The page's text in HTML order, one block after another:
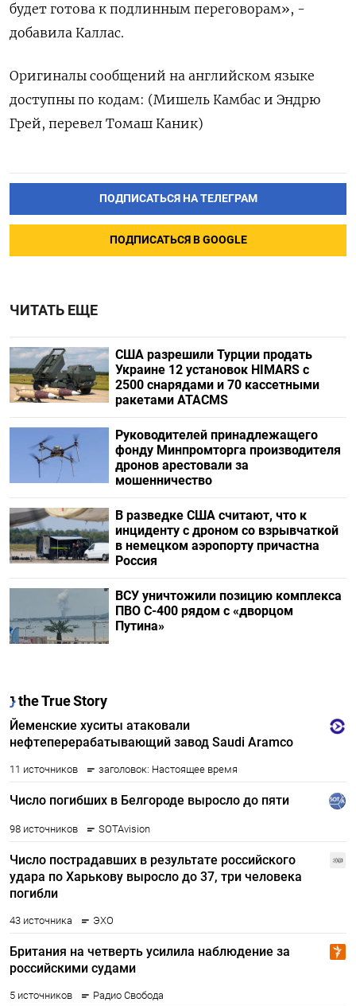
будет ⁠готова к подлинным переговорам», -
добавила Каллас.
Оригиналы ‌сообщений на английском языке
‌доступны по кодам: (Мишель Камбас ​и Эндрю
Грей, ‌перевел Томаш Каник)
ПОДПИСАТЬСЯ НА ТЕЛЕГРАМ
ПОДПИСАТЬСЯ В GOOGLE
ЧИТАТЬ ЕЩЕ
США разрешили Турции продать
Украине 12 установок HIMARS с
2500 снарядами и 70 кассетными
ракетами ATACMS
Руководителей принадлежащего
фонду Минпромторга производителя
дронов арестовали за
мошенничество
В разведке США считают, что к
инциденту с дроном со взрывчаткой
в немецком аэропорту причастна
Россия
ВСУ уничтожили позицию комплекса
ПВО С-400 рядом с «дворцом
Путина»